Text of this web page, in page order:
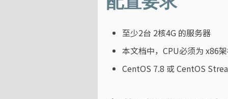
至少2台 2核4G 的服务器
本文档中，CPU必须为 x86
CentOS 7.8 或 CentOS